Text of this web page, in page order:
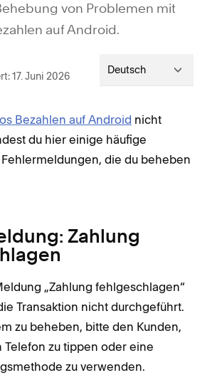
von Problemen mit
auf Android.
17. Juni 2026 Deutsch
Bezahlen auf Android nicht
du hier einige häufige
die du beheben
Zahlung
„Zahlung fehlgeschlagen“
Transaktion nicht durchgeführt.
zu beheben, bitte den Kunden,
Telefon zu tippen oder eine
zu verwenden.